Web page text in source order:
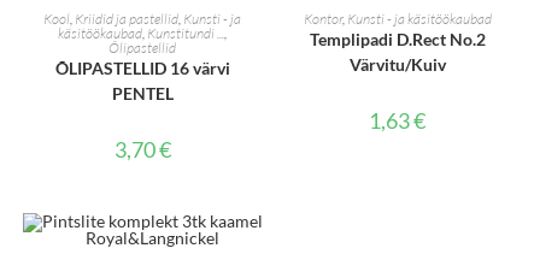
LISA KORVI
Kool Kriidid ja pastellid Kunsti - ja
käsitöökaubad Kunstitundi ...
Õlipastellid
ÕLIPASTELLID 16 värvi
PENTEL
3,70€
LISA KORVI
Kontor, Kunsti - ja käsitöökaubad
Templipadi D.Rect No.2
Värvitu/Kuiv
1,63€